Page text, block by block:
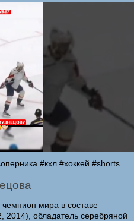
#кхл #хоккей #shorts
мира в составе
2014), обладатель серебряной